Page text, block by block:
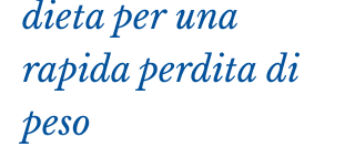
dieta per una
rapida perdita di
peso